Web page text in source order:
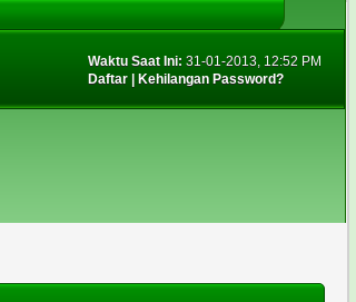
Waktu Saat Ini: 31-01-2013, 12:52 PM
Daftar
Kehilangan Password?